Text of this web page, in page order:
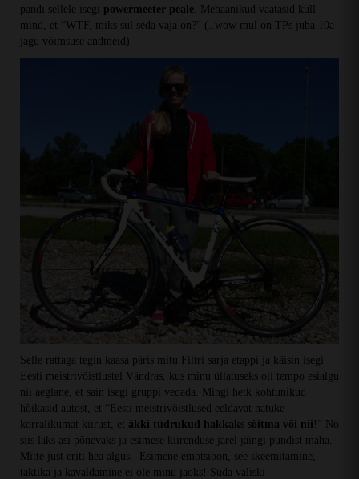
pandi sellele isegi powermeeter peale . Mehaanikud vaatasid küll
mind, et “WTF, miks sul seda vaja on?” (..wow mul on TPs juba 10a
jagu võimsuse andmeid)
Selle rattaga tegin kaasa päris mitu Filtri sarja etappi ja käisin isegi
Eesti meistrivõistlustel Vändras, kus minu üllatuseks oli tempo esialgu
nii aeglane, et sain isegi gruppi vedada. Mingi hetk kohtunikud
hõikasid autost, et “Eesti meistrivõistlused eeldavat natuke
korralikumat kiirust, et äkki tüdrukud hakkaks sõitma või nii !” No
siis läks asi põnevaks ja esimese kiirenduse järel jäingi pundist maha.
Mitte just eriti hea algus. Esimene emotsioon, see skeemitamine,
taktika ja kavaldamine ei ole minu jaoks! Süda valiski